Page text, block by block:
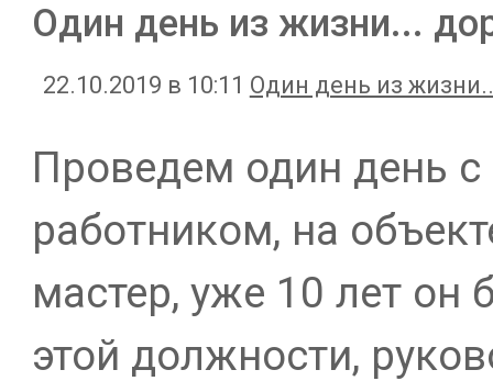
Один день из жизни...
22.10.2019 в 10:11 Один день из
Проведем один день
работником, на
мастер, уже 10 лет он
этой должности,